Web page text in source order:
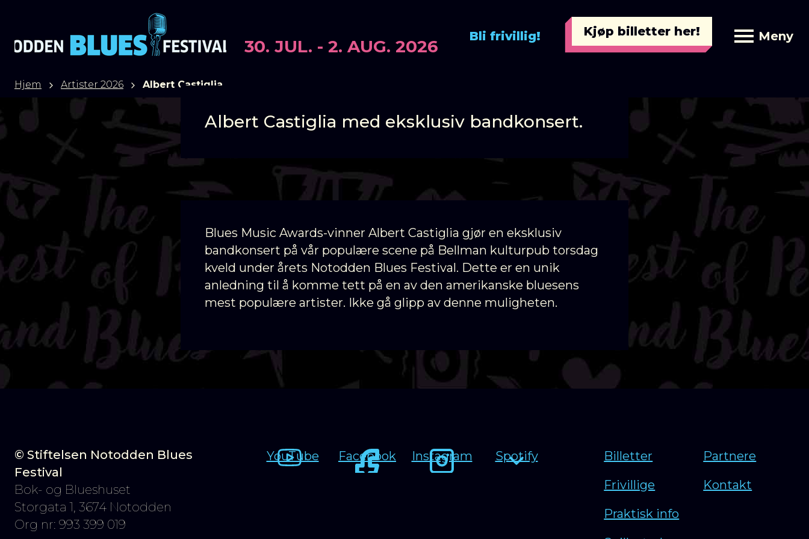
30. JUL. - 2. AUG. 2026 Bli frivillig! Kjøp billetter her! Meny
Hjem Artister 2026 Albert Castiglia
Torsdag • 31. Juli • Kl. 01:00 (Natt Til Fredag) Bellman Kulturpub
Albert Castiglia med eksklusiv bandkonsert.
Blues Music Awards-vinner Albert Castiglia gjør en eksklusiv
bandkonsert på vår populære scene på Bellman kulturpub torsdag
kveld under årets Notodden Blues Festival. Dette er en unik
anledning til å komme tett på en av den amerikanske bluesens
mest populære artister. Ikke gå glipp av denne muligheten.
© Stiftelsen Notodden Blues
Festival
Bok- og Blueshuset
Storgata 1, 3674 Notodden
Org nr: 993 399 019
YouTube Facebook Instagram Spotify
Billetter
Frivillige
Praktisk info
Partnere
Kontakt